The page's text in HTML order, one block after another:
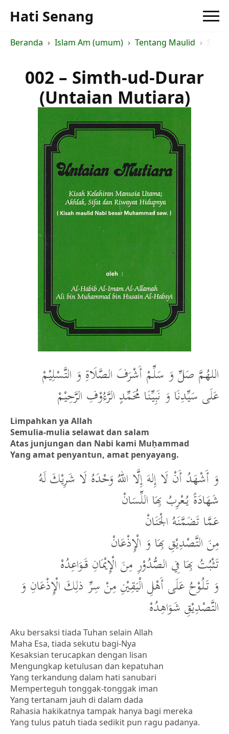
Hati Senang
Beranda Islam Am (umum) Tentang Maulid
002 – Simth-ud-Durar
(Untaian Mutiara)
اللهُمَّ صَلِّ وَ سَلِّمْ أَشْرَفَ الصَّلَاةِ وَ التَّسْلِيْمْ
عَلَى سَيِّدِنَا وَ نَبِيِّنَا مُحَمِّدٍ الرَّءُوْفِ الرَّحِيْمْ
Limpahkan ya Allah
Semulia-mulia selawat dan salam
Atas junjungan dan Nabi kami Muḥammad
Yang amat penyantun, amat penyayang.
وَ أَشْهَدُ أَنْ لَا إِلهَ إِلَّا اللهُ وَحْدَهُ لَا شَرِيْكَ لَهُ
شَهَادَةً يُعْرِبُ بِهَا اللِّسَانْ
عَمَّا تَضَمَّنَهُ الْجَنَانْ
مِنَ التَّصْدِيْقِ بِهَا وَ الْإِذْعَانْ
تَثْبُتُ بِهَا فِي الصُّدُوْرِ مِنَ الْإِيْمَانِ قَوَاعِدُهْ
وَ تَلُوْحُ عَلَى أَهْلِ الْيَقِيْنِ مِنْ سِرِّ ذلِكَ الْإِذْعَانِ وَ
التَّصْدِيْقِ شَوَاهِدُهْ
Aku bersaksi tiada Tuhan selain Allah
Maha Esa, tiada sekutu bagi-Nya
Kesaksian terucapkan dengan lisan
Mengungkap ketulusan dan kepatuhan
Yang terkandung dalam hati sanubari
Memperteguh tonggak-tonggak iman
Yang tertanam jauh di dalam dada
Rahasia hakikatnya tampak hanya bagi mereka
Yang tulus patuh tiada sedikit pun ragu padanya.